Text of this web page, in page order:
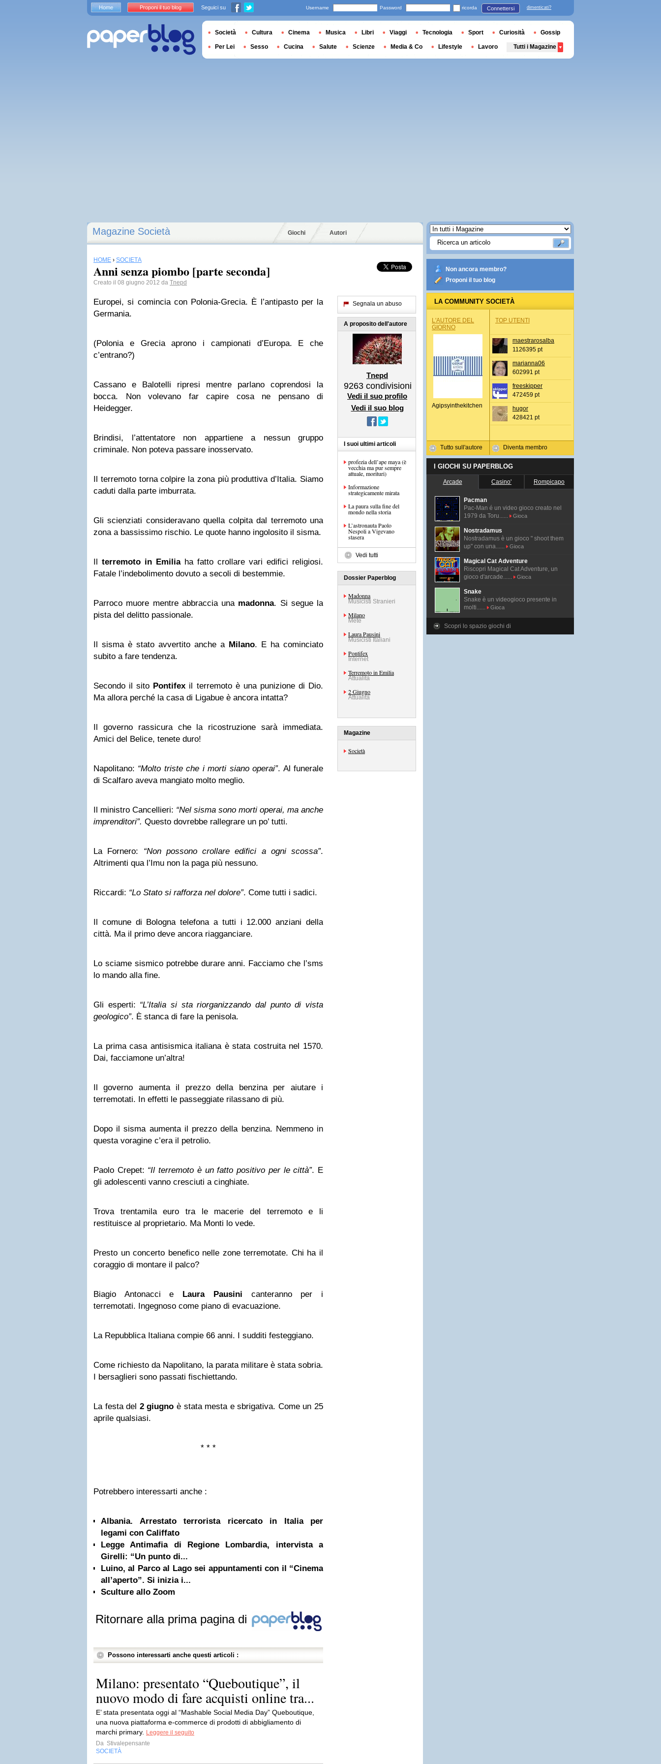
Magazine Società Giochi Autori
HOME › SOCIETÀ
Anni senza piombo [parte seconda]
Creato il 08 giugno 2012 da Tnepd
Europei, si comincia con Polonia-Grecia. È l’antipasto per la
Germania.
(Polonia e Grecia aprono i campionati d’Europa. E che
c’entrano?)
Cassano e Balotelli ripresi mentre parlano coprendosi la
bocca. Non volevano far capire cosa ne pensano di
Heidegger.
Brindisi, l’attentatore non appartiene a nessun gruppo
criminale. Non poteva passare inosservato.
Il terremoto torna colpire la zona più produttiva d’Italia. Siamo
caduti dalla parte imburrata.
Gli scienziati consideravano quella colpita dal terremoto una
zona a bassissimo rischio. Le quote hanno ingolosito il sisma.
Il terremoto in Emiliaha fatto crollare vari edifici religiosi.
Fatale l’indebolimento dovuto a secoli di bestemmie.
Parroco muore mentre abbraccia una madonna. Si segue la
pista del delitto passionale.
Il sisma è stato avvertito anche a Milano. E ha cominciato
subito a fare tendenza.
Secondo il sito Pontifex il terremoto è una punizione di Dio.
Ma allora perché la casa di Ligabue è ancora intatta?
Il governo rassicura che la ricostruzione sarà immediata.
Amici del Belice, tenete duro!
Napolitano: “Molto triste che i morti siano operai”. Al funerale
di Scalfaro aveva mangiato molto meglio.
Il ministro Cancellieri: “Nel sisma sono morti operai, ma anche
imprenditori”. Questo dovrebbe rallegrare un po’ tutti.
La Fornero: “Non possono crollare edifici a ogni scossa”.
Altrimenti qua l’Imu non la paga più nessuno.
Riccardi: “Lo Stato si rafforza nel dolore”. Come tutti i sadici.
Il comune di Bologna telefona a tutti i 12.000 anziani della
città. Ma il primo deve ancora riagganciare.
Lo sciame sismico potrebbe durare anni. Facciamo che l’sms
lo mando alla fine.
Gli esperti: “L’Italia si sta riorganizzando dal punto di vista
geologico”. È stanca di fare la penisola.
La prima casa antisismica italiana è stata costruita nel 1570.
Dai, facciamone un’altra!
Il governo aumenta il prezzo della benzina per aiutare i
terremotati. In effetti le passeggiate rilassano di più.
Dopo il sisma aumenta il prezzo della benzina. Nemmeno in
questa voragine c’era il petrolio.
Paolo Crepet: “Il terremoto è un fatto positivo per le città”. E
gli adolescenti vanno cresciuti a cinghiate.
Trova trentamila euro tra le macerie del terremoto e li
restituisce al proprietario. Ma Monti lo vede.
Presto un concerto benefico nelle zone terremotate. Chi ha il
coraggio di montare il palco?
Biagio Antonacci e Laura Pausini canteranno per i
terremotati. Ingegnoso come piano di evacuazione.
La Repubblica Italiana compie 66 anni. I sudditi festeggiano.
Come richiesto da Napolitano, la parata militare è stata sobria.
I bersaglieri sono passati fischiettando.
La festa del 2 giugno è stata mesta e sbrigativa. Come un 25
aprile qualsiasi.
* * *
Potrebbero interessarti anche :
Albania. Arrestato terrorista ricercato in Italia per
legami con Califfato
Legge Antimafia di Regione Lombardia, intervista a
Girelli: “Un punto di...
Luino, al Parco al Lago sei appuntamenti con il “Cinema
all’aperto”. Si inizia i...
Sculture allo Zoom
Ritornare alla prima pagina di
Possono interessarti anche questi articoli :
Milano: presentato “Queboutique”, il
nuovo modo di fare acquisti online tra...
E’ stata presentata oggi al “Mashable Social Media Day” Queboutique,
una nuova piattaforma e-commerce di prodotti di abbigliamento di
marchi primary.
Leggere il seguito
Da Stivalepensante
SOCIETÀ
Segnala un abuso
A proposito dell'autore
Tnepd
9263 condivisioni
Vedi il suo profilo
Vedi il suo blog
I suoi ultimi articoli
profezia dell’ape maya (è
vecchia ma pur sempre
attuale, morituri)
Informazione
strategicamente mirata
La paura sulla fine del
mondo nella storia
L’astronauta Paolo
Nespoli a Vigevano
stasera
Vedi tutti
Dossier Paperblog
Madonna
Musicisti Stranieri
Milano
Mete
Laura Pausini
Musicisti Italiani
Pontifex
Internet
Terremoto in Emilia
Attualità
2 Giugno
Attualità
Magazine
Società
Non ancora membro?
Proponi il tuo blog
LA COMMUNITY SOCIETÀ
L'AUTORE DEL
GIORNO
Agipsyinthekitchen
Tutto sull'autore
TOP UTENTI
maestrarosalba
1126395 pt
marianna06
602991 pt
freeskipper
472459 pt
hugor
428421 pt
Diventa membro
I GIOCHI SU PAPERBLOG
Arcade Casino' Rompicapo
Pacman
Pac-Man é un video gioco creato nel
1979 da Toru......
Gioca
Nostradamus
Nostradamus è un gioco " shoot them
up" con una......
Gioca
Magical Cat Adventure
Riscopri Magical Cat Adventure, un
gioco d'arcade......
Gioca
Snake
Snake è un videogioco presente in
molti......
Gioca
Scopri lo spazio giochi di
Home Proponi il tuo blog Seguici su Username Password ricorda Connettersi dimenticati?
Società Cultura Cinema Musica Libri Viaggi Tecnologia Sport Curiosità Gossip
Per Lei Sesso Cucina Salute Scienze Media & Co Lifestyle Lavoro Tutti i Magazine